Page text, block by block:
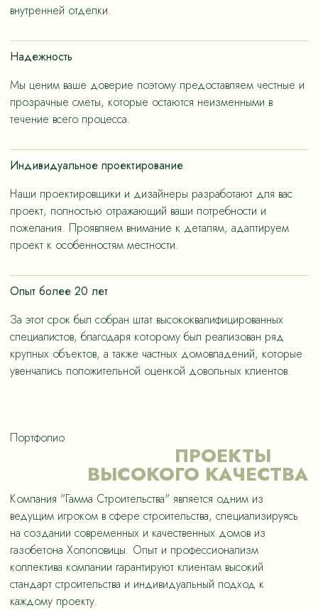
членов семьи.
– не только эстетичные, но и долговечные, как за
счет дизайнерских решений, ориентированных на
«медленную моду».
внутренней отделки.
Надежность
Мы ценим ваше доверие поэтому предоставляем честные и
прозрачные сметы, которые остаются неизменными в
течение всего процесса.
Индивидуальное проектирование
Наши проектировщики и дизайнеры разработают для вас
проект, полностью отражающий ваши потребности и
пожелания. Проявляем внимание к деталям, адаптируем
проект к особенностям местности.
Опыт более 20 лет
За этот срок был собран штат высококвалифицированных
специалистов, благодаря которому был реализован ряд
крупных объектов, а также частных домовладений, которые
увенчались положительной оценкой довольных клиентов.
Портфолио
ПРОЕКТЫ
ВЫСОКОГО КАЧЕСТВА
Компания "Гамма Строительства" является одним из
ведущим игроком в сфере строительства, специализируясь
на создании современных и качественных домов из
газобетона Холоповицы. Опыт и профессионализм
коллектива компании гарантируют клиентам высокий
стандарт строительства и индивидуальный подход к
каждому проекту.